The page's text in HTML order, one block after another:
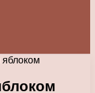
яблоком